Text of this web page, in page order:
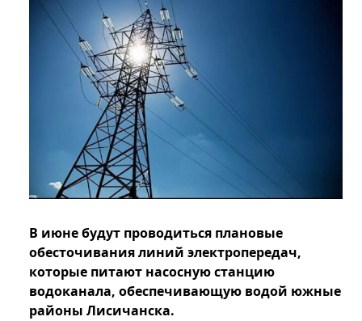
В июне будут проводиться плановые
обесточивания линий электропередач,
которые питают насосную станцию
водоканала, обеспечивающую водой южные
районы Лисичанска.